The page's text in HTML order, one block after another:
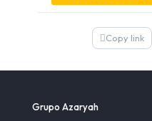
Copy link
Grupo Azaryah